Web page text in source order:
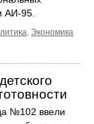
АИ-95.
, Экономика
№102 ввели